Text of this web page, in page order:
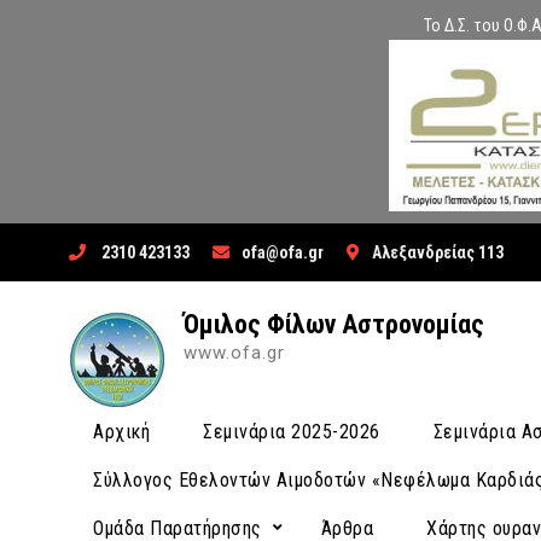
Το Δ.Σ. του
2310 423133 ofa@ofa.gr Αλεξανδρείας 113
Όμιλος Φίλων Αστρονομίας
www.ofa.gr
Αρχική Σεμινάρια 2025-2026 Σεμινάρια
Σύλλογος Εθελοντών Αιμοδοτών «Νεφέλωμα
Ομάδα Παρατήρησης Άρθρα Χάρτης